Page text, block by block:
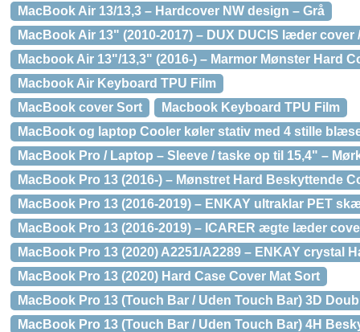
MacBook Air 13/13,3 – Hardcover NW design – Grå
MacBook Air 13" (2010-2017) – DUX DUCIS læder cover
Macbook Air 13"/13,3" (2016-) – Marmor Mønster Hard
Macbook Air Keyboard TPU Film
MacBook cover Sort
Macbook Keyboard TPU Film
MacBook og laptop Cooler køler stativ med 4 stille
MacBook Pro / Laptop – Sleeve / taske op til 15,4" –
MacBook Pro 13 (2016-) – Mønstret Hard Beskyttende
MacBook Pro 13 (2016-2019) – ENKAY ultraklar PET
MacBook Pro 13 (2016-2019) – ICARER ægte læder
MacBook Pro 13 (2020) A2251/A2289 – ENKAY crystal
MacBook Pro 13 (2020) Hard Case Cover Mat Sort
MacBook Pro 13 (Touch Bar / Uden Touch Bar) 3D
MacBook Pro 13 (Touch Bar / Uden Touch Bar) 4H